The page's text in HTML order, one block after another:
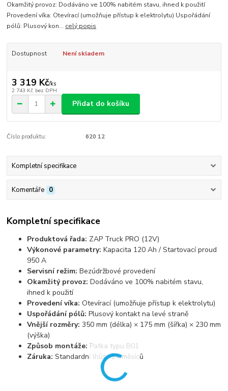
Okamžitý provoz: Dodáváno ve 100% nabitém stavu, ihned k použití
Provedení víka: Otevírací (umožňuje přístup k elektrolytu) Uspořádání
pólů: Plusový kon... celý popis
Dostupnost Není skladem
3 319 Kč/ks
2 743 Kč bez DPH
Přidat do košíku
Číslo produktu: 620 12
Kompletní specifikace
Komentáře 0
Kompletní specifikace
Produktová řada: ZAP Truck PRO (12V)
Výkonové parametry: Kapacita 120 Ah / Startovací proud
950 A
Servisní režim: Bezúdržbové provedení
Okamžitý provoz: Dodáváno ve 100% nabitém stavu,
ihned k použití
Provedení víka: Otevírací (umožňuje přístup k elektrolytu)
Uspořádání pólů: Plusový kontakt na levé straně
Vnější rozměry: 350 mm (délka) × 175 mm (šířka) × 230 mm
(výška)
Způsob montáže: Patka typu B01
Záruka: Standardní lhůta 24 měsíců